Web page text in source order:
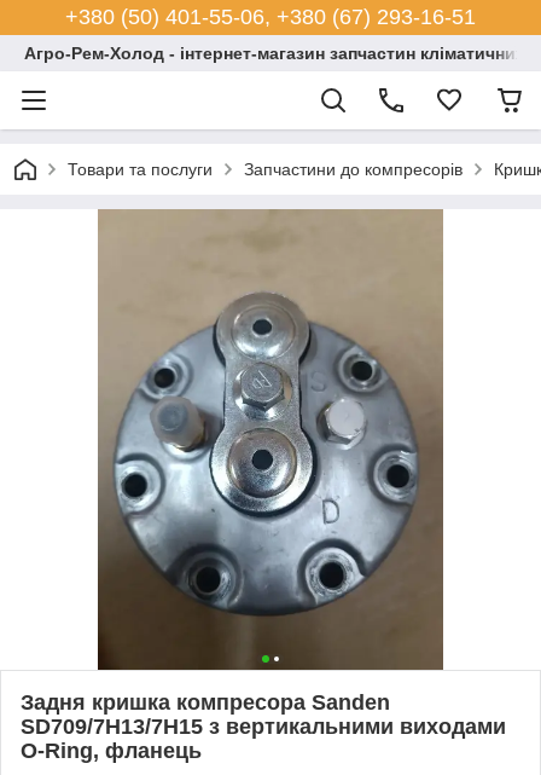
+380 (50) 401-55-06, +380 (67) 293-16-51
Агро-Рем-Холод - інтернет-магазин запчастин кліматичних
Товари та послуги Запчастини до компресорів
Задня кришка компресора Sanden
SD709/7H13/7H15 з вертикальними виходами
O-Ring, фланець